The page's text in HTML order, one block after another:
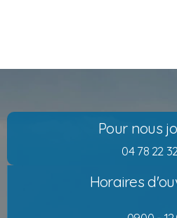
Pour nous
04 78 22
Horaires